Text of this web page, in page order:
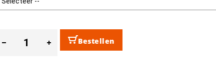
Bestellen